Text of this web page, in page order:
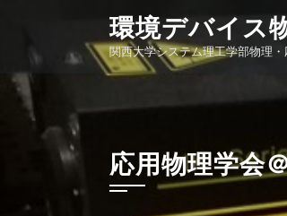
content
環境デバイス
関西大学システム理工学部物理
応用物理学会